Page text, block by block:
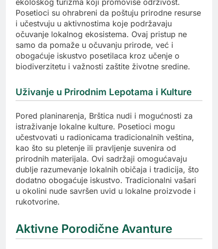
ekološkog turizma koji promoviše održivost.
Posetioci su ohrabreni da poštuju prirodne resurse
i učestvuju u aktivnostima koje podržavaju
očuvanje lokalnog ekosistema. Ovaj pristup ne
samo da pomaže u očuvanju prirode, već i
obogaćuje iskustvo posetilaca kroz učenje o
biodiverzitetu i važnosti zaštite životne sredine.
Uživanje u Prirodnim Lepotama i Kulture
Pored planinarenja, Brštica nudi i mogućnosti za
istraživanje lokalne kulture. Posetioci mogu
učestvovati u radionicama tradicionalnih veština,
kao što su pletenje ili pravljenje suvenira od
prirodnih materijala. Ovi sadržaji omogućavaju
dublje razumevanje lokalnih običaja i tradicija, što
dodatno obogaćuje iskustvo. Tradicionalni vašari
u okolini nude savršen uvid u lokalne proizvode i
rukotvorine.
Aktivne Porodične Avanture